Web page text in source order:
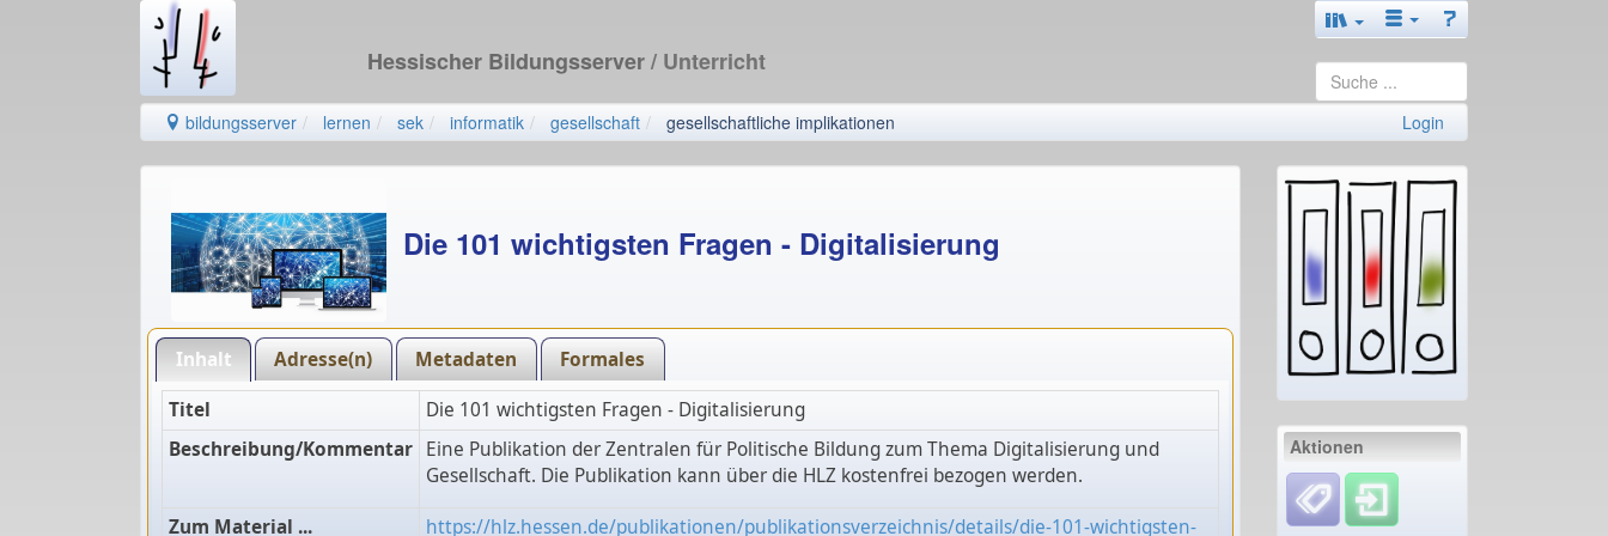
Hessischer Bildungsserver/ Unterricht
bildungsserver lernen sek informatik gesellschaft gesellschaftliche implikationen Login
Die 101 wichtigsten Fragen - Digitalisierung
Inhalt Adresse(n) Metadaten Formales
Titel
Die 101 wichtigsten Fragen - Digitalisierung
Beschreibung/Kommentar Eine Publikation der Zentralen für Politische Bildung zum Thema Digitalisierung und
Gesellschaft. Die Publikation kann über die HLZ kostenfrei bezogen werden.
Zum Material ...
https://hlz.hessen.de/publikationen/publikationsverzeichnis/details/die-101-wichtigsten-
Aktionen